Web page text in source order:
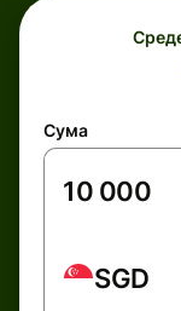
Сума
SGD